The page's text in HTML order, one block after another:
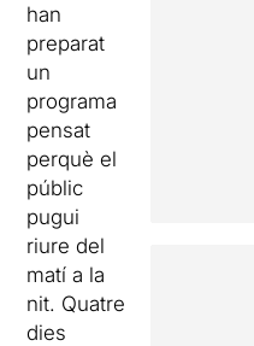
han
preparat
un
programa
pensat
perquè el
públic
pugui
riure del
matí a la
nit. Quatre
dies